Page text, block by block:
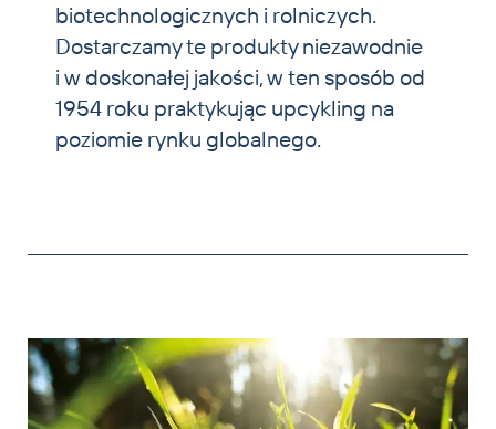
biotechnologicznych i rolniczych.
Dostarczamy te produkty niezawodnie
i w doskonałej jakości, w ten sposób od
1954 roku praktykując upcykling na
poziomie rynku globalnego.